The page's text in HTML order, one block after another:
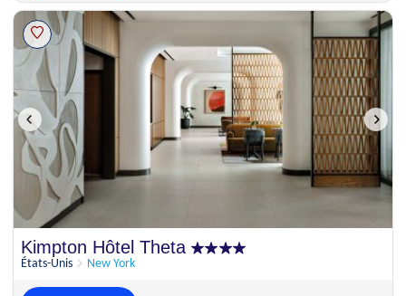
Kimpton Hôtel Theta
États-Unis New York